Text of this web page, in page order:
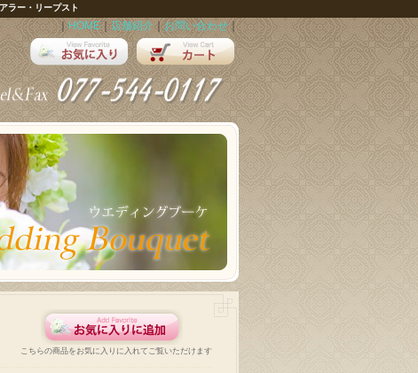
ラー・リープスト
｜ HOME｜ 店舗紹介 ｜お問い合わせ｜
こちらの商品をお気に入りに入れてご覧いただけます